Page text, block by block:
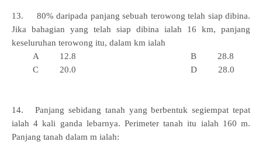
13. 80% daripada panjang sebuah terowong telah siap dibina.
Jika bahagian yang telah siap dibina ialah 16 km, panjang
keseluruhan terowong itu, dalam km ialah
A 12.8 B 28.8
C 20.0 D 28.0
14. Panjang sebidang tanah yang berbentuk segiempat tepat
ialah 4 kali ganda lebarnya. Perimeter tanah itu ialah 160 m.
Panjang tanah dalam m ialah: